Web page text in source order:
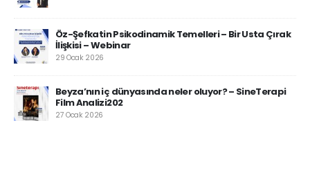
Öz-Şefkatin Psikodinamik Temelleri – Bir Usta Çırak
İlişkisi – Webinar
29 Ocak 2026
Beyza’nın iç dünyasında neler oluyor? – SineTerapi
Film Analizi202
27 Ocak 2026